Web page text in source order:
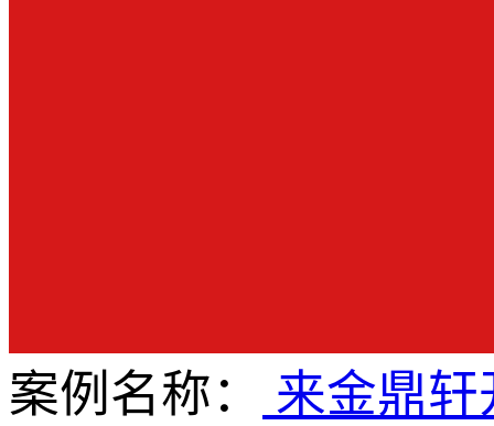
案例名称：
来金鼎